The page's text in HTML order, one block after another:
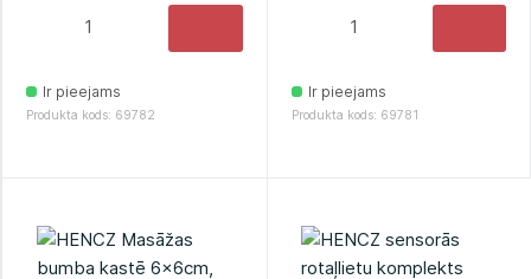
Ir pieejams
Produkta kods: 69782
Ir pieejams
Produkta kods: 69781